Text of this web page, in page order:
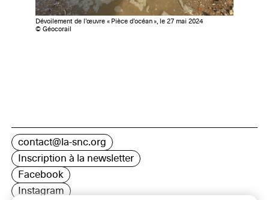
Dévoilement de l’œuvre « Pièce d’océan », le 27 mai 2024
© Géocorail
contact@la-snc.org
Inscription à la newsletter
Facebook
Instagram